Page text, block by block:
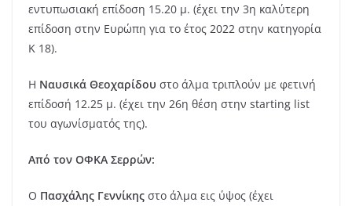
εντυπωσιακή επίδοση 15.20 μ. (έχει την 3η καλύτερη
επίδοση στην Ευρώπη για το έτος 2022 στην κατηγορία
Κ 18).
Η Ναυσικά Θεοχαρίδου στο άλμα τριπλούν με φετινή
επίδοσή 12.25 μ. (έχει την 26η θέση στην starting list
του αγωνίσματός της).
Από τον ΟΦΚΑ Σερρών:
Ο Πασχάλης Γεννίκης στο άλμα εις ύψος (έχει